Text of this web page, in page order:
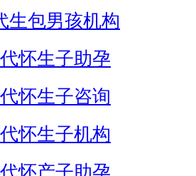
生包男孩机构
怀生子助孕
怀生子咨询
怀生子机构
怀产子助孕